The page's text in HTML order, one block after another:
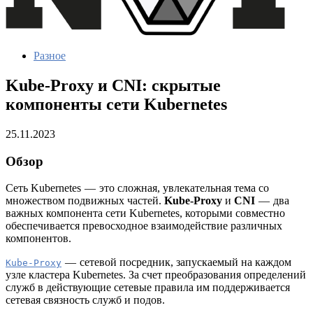
Разное
Kube-Proxy и CNI: скрытые
компоненты сети Kubernetes
25.11.2023
Обзор
Сеть Kubernetes — это сложная, увлекательная тема со
множеством подвижных частей. Kube-Proxy и CNI — два
важных компонента сети Kubernetes, которыми совместно
обеспечивается превосходное взаимодействие различных
компонентов.
Kube-Proxy — сетевой посредник, запускаемый на каждом
узле кластера Kubernetes. За счет преобразования определений
служб в действующие сетевые правила им поддерживается
сетевая связность служб и подов.